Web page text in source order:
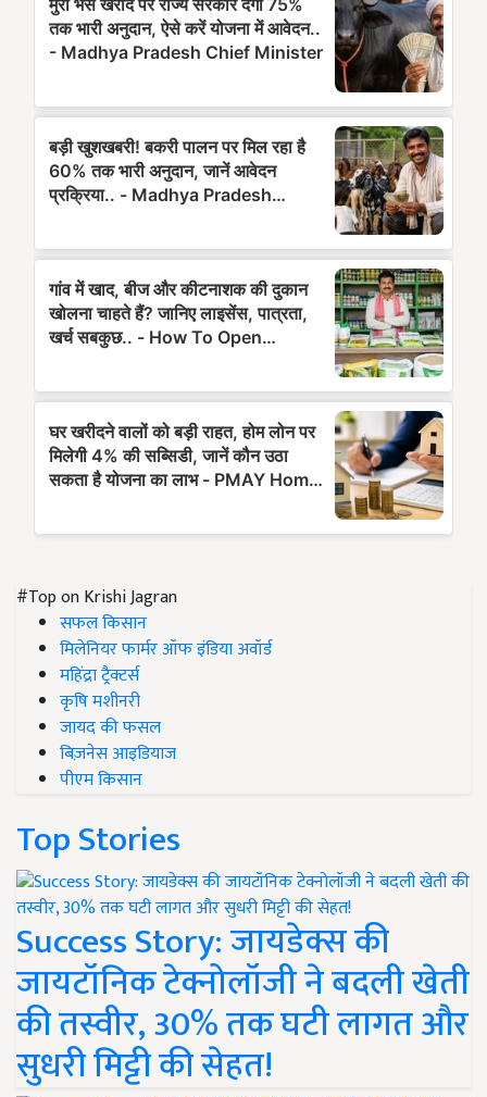
#Top on Krishi Jagran
सफल किसान
मिलेनियर फार्मर ऑफ इंडिया अवॉर्ड
महिंद्रा ट्रैक्टर्स
कृषि मशीनरी
जायद की फसल
बिज़नेस आइडियाज
पीएम किसान
Top Stories
Success Story: जायडेक्स की
जायटॉनिक टेक्नोलॉजी ने बदली खेती
की तस्वीर, 30% तक घटी लागत और
सुधरी मिट्टी की सेहत!